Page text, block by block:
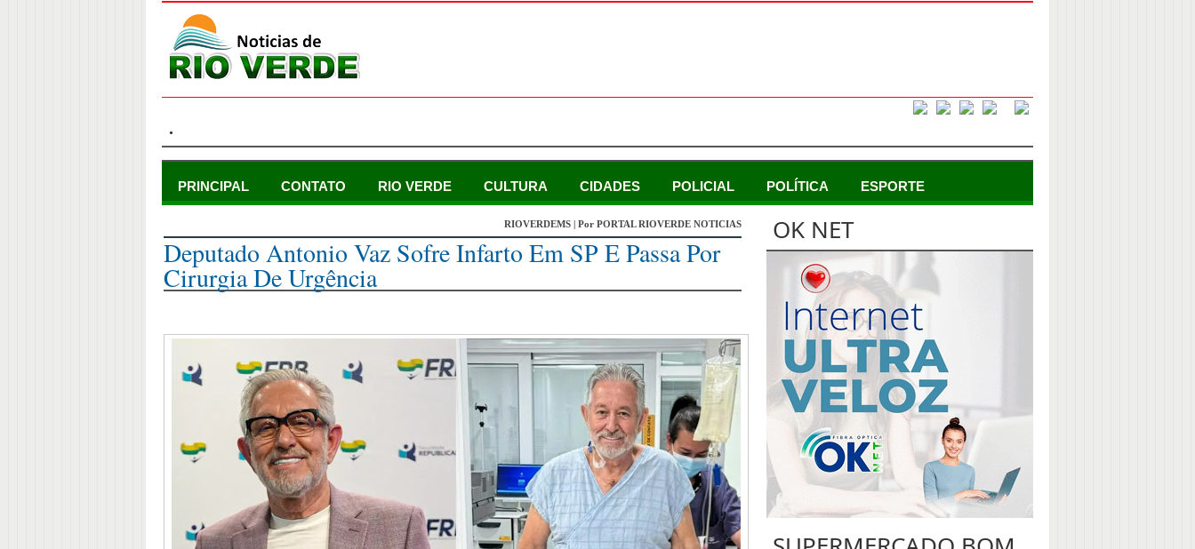
.
PRINCIPAL CONTATO RIO VERDE CULTURA CIDADES POLICIAL POLÍTICA ESPORTE
RIOVERDEMS | Por PORTAL RIOVERDE NOTICIAS
Deputado Antonio Vaz Sofre Infarto Em SP E Passa Por
Cirurgia De Urgência
OK NET